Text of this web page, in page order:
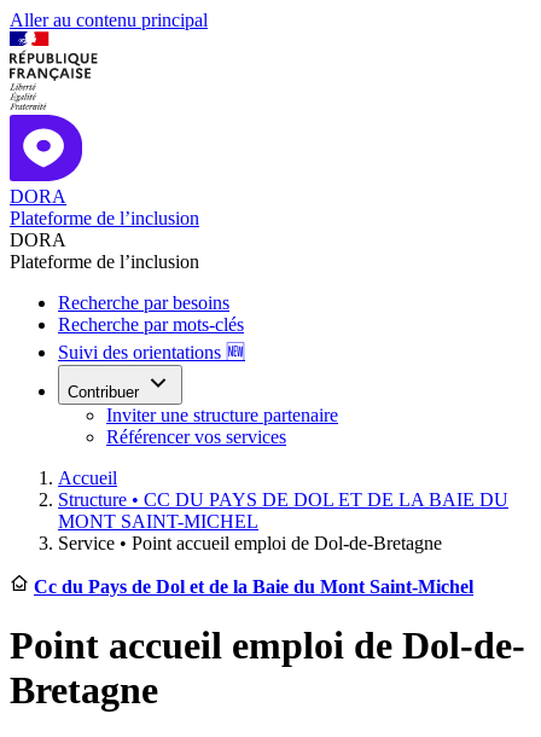
Aller au contenu principal
DORA
Plateforme de l’inclusion
DORA
Plateforme de l’inclusion
Recherche par besoins
Recherche par mots-clés
Suivi des orientations 🆕
Contribuer
Inviter une structure partenaire
Référencer vos services
Accueil
Structure • CC DU PAYS DE DOL ET DE LA BAIE DU
MONT SAINT-MICHEL
Service • Point accueil emploi de Dol-de-Bretagne
Cc du Pays de Dol et de la Baie du Mont Saint-Michel
Point accueil emploi de Dol-de-
Bretagne